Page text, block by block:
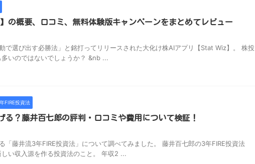
の概要、口コミ、無料体験版キャンペーンをまとめてレビュー
で選び出す必勝法」と銘打ってリリースされた大化け株AIアプリ【Stat Wiz】。 株投
いのではないでしょうか？ &nb ...
FIRE投資法
る？藤井百七郎の評判・口コミや費用について検証！
「藤井流3年FIRE投資法」について調べてみました。 藤井百七郎の3年FIRE投資法
い収入源を作る投資法のこと。 年収2 ...